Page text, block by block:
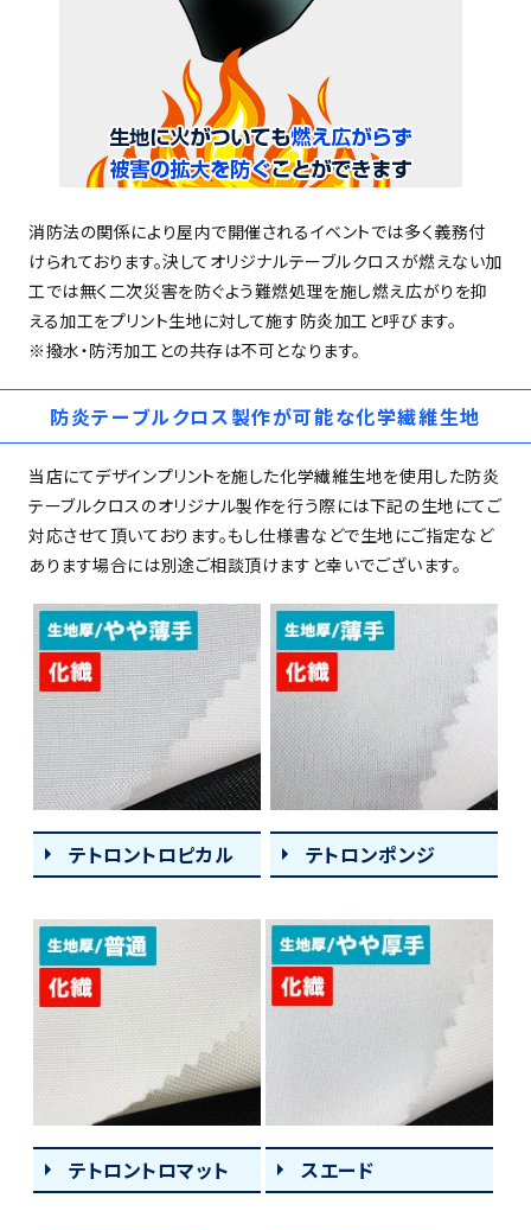
消防法の関係により屋内で開催されるイベントでは多く義務付
けられております。決してオリジナルテーブルクロスが燃えない加
工では無く二次災害を防ぐよう難燃処理を施し燃え広がりを抑
える加工をプリント生地に対して施す防炎加工と呼びます。
※撥水・防汚加工との共存は不可となります。
防炎テーブルクロス製作が可能な化学繊維生地
当店にてデザインプリントを施した化学繊維生地を使用した防炎
テーブルクロスのオリジナル製作を行う際には下記の生地にてご
対応させて頂いております。もし仕様書などで生地にご指定など
あります場合には別途ご相談頂けますと幸いでございます。
テトロントロピカル テトロンポンジ
テトロントロマット スエード